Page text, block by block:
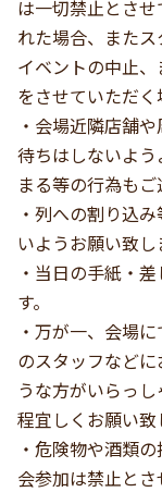
は一切禁止とさ
れた場合、またス
イベントの中止
をさせていただく
・会場近隣店舗
待ちはしないよ
まる等の行為もご
・列への割り込
いようお願い致し
・当日の手紙・
す。
・万が一、会場
のスタッフなど
うな方がいらっ
程宜しくお願い致
・危険物や酒類
会参加は禁止とさ